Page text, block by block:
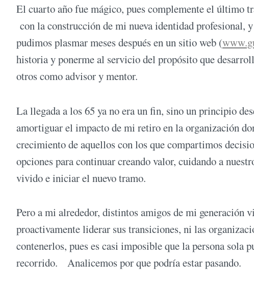
El cuarto año fue mágico, pues complemente el último
con la construcción de mi nueva identidad profesional,
pudimos plasmar meses después en un sitio web (
historia y ponerme al servicio del propósito que
otros como advisor y mentor.
La llegada a los 65 ya no era un fin, sino un principio
amortiguar el impacto de mi retiro en la organización
crecimiento de aquellos con los que compartimos
opciones para continuar creando valor, cuidando a
vivido e iniciar el nuevo tramo.
Pero a mi alrededor, distintos amigos de mi generación
proactivamente liderar sus transiciones, ni las
contenerlos, pues es casi imposible que la persona sola
recorrido. Analicemos por que podría estar pasando.